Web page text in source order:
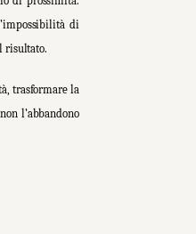
di
risultato.
trasformare la
l’abbandono